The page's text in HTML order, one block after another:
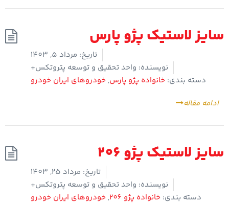
سایز لاستیک پژو پارس
تاریخ: مرداد 5, 1403
نویسنده: واحد تحقیق و توسعه پتروتکس+
دسته بندی: خانواده پژو پارس, خودروهای ایران خودرو
ادامه مقاله
سایز لاستیک پژو 206
تاریخ: مرداد 25, 1403
نویسنده: واحد تحقیق و توسعه پتروتکس+
دسته بندی: خانواده پژو 206 , خودروهای ایران خودرو